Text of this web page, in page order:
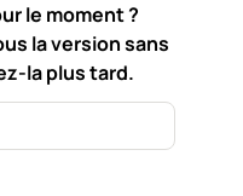
le moment ?
la version sans
la plus tard.